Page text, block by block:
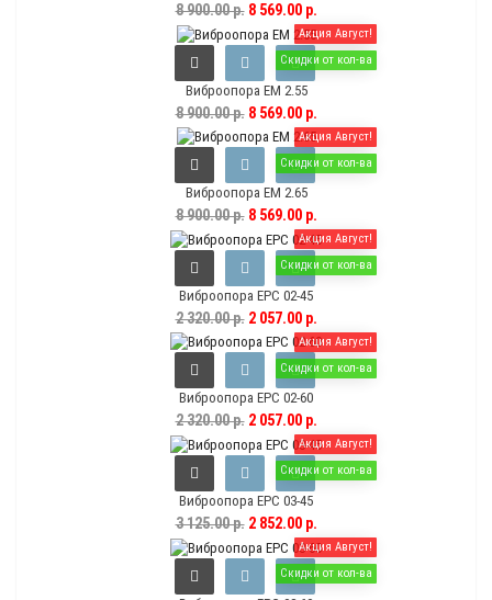
8 900.00 р.8 569.00 р.
Акция Август!
Скидки от кол-ва
Виброопора EM 2.55
8 900.00 р.8 569.00 р.
Акция Август!
Скидки от кол-ва
Виброопора EM 2.65
8 900.00 р.8 569.00 р.
Акция Август!
Скидки от кол-ва
Виброопора EPC 02-45
2 320.00 р.2 057.00 р.
Акция Август!
Скидки от кол-ва
Виброопора EPC 02-60
2 320.00 р.2 057.00 р.
Акция Август!
Скидки от кол-ва
Виброопора EPC 03-45
3 125.00 р.2 852.00 р.
Акция Август!
Скидки от кол-ва